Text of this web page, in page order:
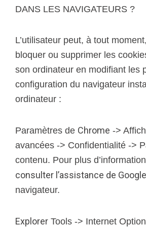
DANS LES NAVIGATEURS ?
L’utilisateur peut, à tout
bloquer ou supprimer les
son ordinateur en modifiant les
configuration du navigateur
ordinateur :
Paramètres de Chrome ->
avancées -> Confidentialité ->
contenu. Pour plus
consulter l’assistance de Google
navigateur.
Explorer Tools -> Internet